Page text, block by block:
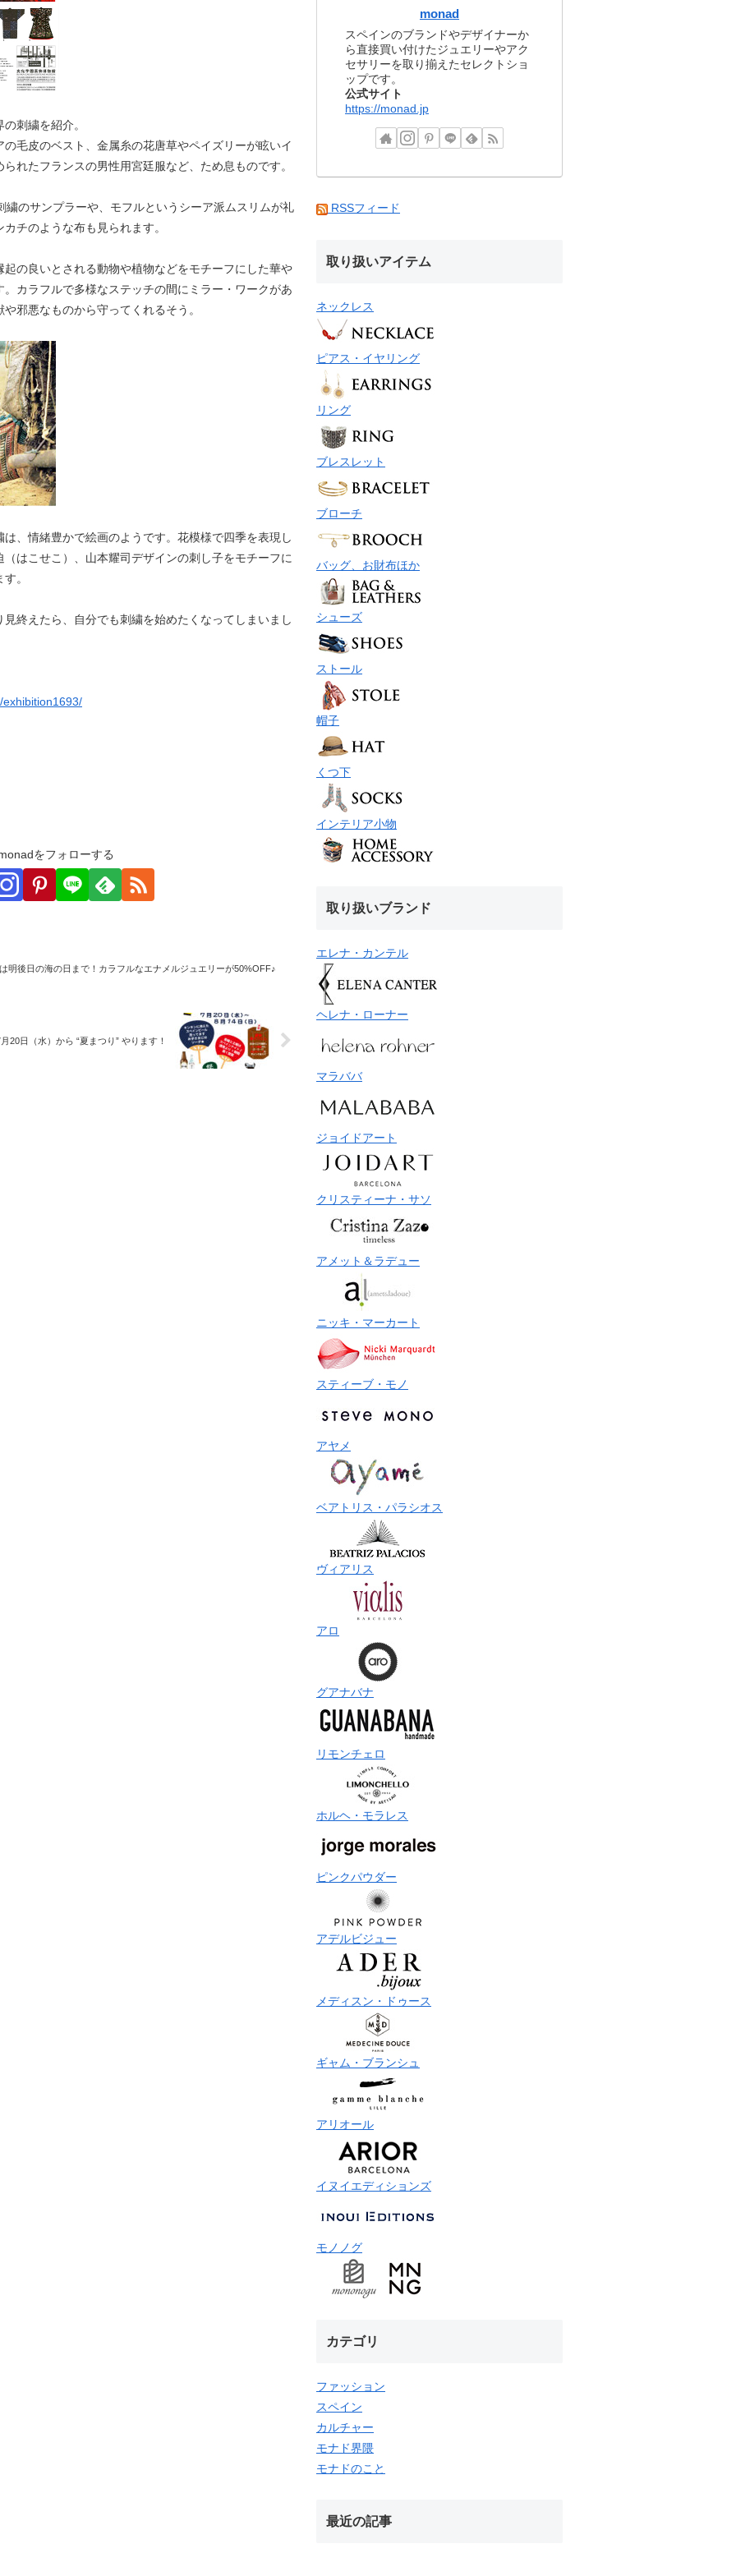
刺繍を紹介。
毛皮のベスト、金属糸の花唐草やペイズリーが眩いイ
れたフランスの男性用宮廷服など、ため息ものです。
繍のサンプラーや、モフルというシーア派ムスリムが礼
チのような布も見られます。
の良いとされる動物や植物などをモチーフにした華や
カラフルで多様なステッチの間にミラー・ワークがあ
邪悪なものから守ってくれるそう。
、情緒豊かで絵画のようです。花模様で四季を表現し
はこせこ）、山本耀司デザインの刺し子をモチーフに
。
終えたら、自分でも刺繍を始めたくなってしまいまし
をフォローする
明後日の海の日まで！カラフルなエナメルジュエリーが50%OFF♪
20日（水）から “夏まつり” やります！
monad
スペインのブランドやデザイナーか
ら直接買い付けたジュエリーやアク
セサリーを取り揃えたセレクトショ
ップです。
公式サイト
https://monad.jp
RSSフィード
取り扱いアイテム
ネックレス
ピアス・イヤリング
リング
ブレスレット
ブローチ
バッグ、お財布ほか
シューズ
ストール
帽子
くつ下
インテリア小物
取り扱いブランド
エレナ・カンテル
ヘレナ・ローナー
マラババ
ジョイドアート
クリスティーナ・サソ
アメット＆ラデュー
ニッキ・マーカート
スティーブ・モノ
アヤメ
ベアトリス・パラシオス
ヴィアリス
アロ
グアナバナ
リモンチェロ
ホルヘ・モラレス
ピンクパウダー
アデルビジュー
メディスン・ドゥース
ギャム・ブランシュ
アリオール
イヌイエディションズ
モノノグ
カテゴリ
ファッション
スペイン
カルチャー
モナド界隈
モナドのこと
最近の記事